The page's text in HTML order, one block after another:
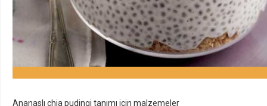
Ananaslı chia pudingi tanımı için malzemeler